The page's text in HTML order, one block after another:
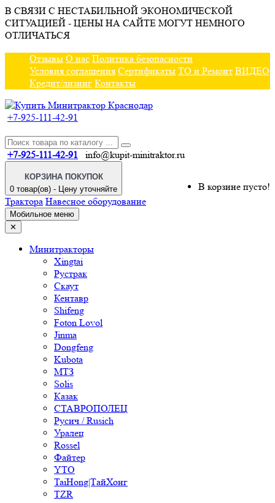
В СВЯЗИ С НЕСТАБИЛЬНОЙ ЭКОНОМИЧЕСКОЙ
СИТУАЦИЕЙ - ЦЕНЫ НА САЙТЕ МОГУТ НЕМНОГО
ОТЛИЧАТЬСЯ
Отзывы О нас Политика безопасности
Условия соглашения Сертификаты ТО и Ремонт ВИДЕО
Кредит/лизинг Контакты
+7-925-111-42-91
+7-925-111-42-91 info@kupit-minitraktor.ru
КОРЗИНА ПОКУПОК
0 товар(ов) - Цену уточняйте
В корзине пусто!
Трактора Навесное оборудование
Мобильное меню
✕
Минитракторы
Xingtai
Рустрак
Скаут
Кентавр
Shifeng
Foton Lovol
Jinma
Dongfeng
Kubota
МТЗ
Solis
Казак
СТАВРОПОЛЕЦ
Русич / Rusich
Уралец
Rossel
Файтер
YTO
TaiHong|ТайХонг
TZR